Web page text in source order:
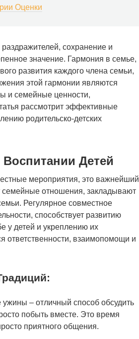
Оценки
сохранение и
значение. Гармония в семье,
развития каждого члена семьи,
этой гармонии являются
и семейные ценности,
рассмотрит эффективные
родительско-детских
Детей
мероприятия, это важнейший
отношения, закладывают
Регулярное совместное
способствует развитию
у детей и укреплению их
ответственности, взаимопомощи и
– отличный способ обсудить
побыть вместе. Это время
приятного общения.